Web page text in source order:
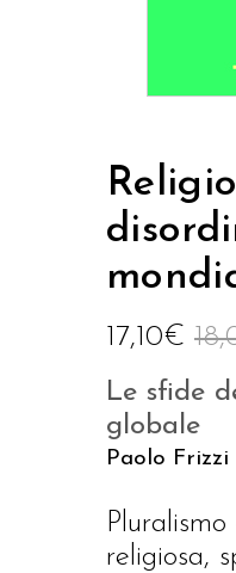
17,10€
Le sfide
globale
Paolo Frizzi
religiosa,